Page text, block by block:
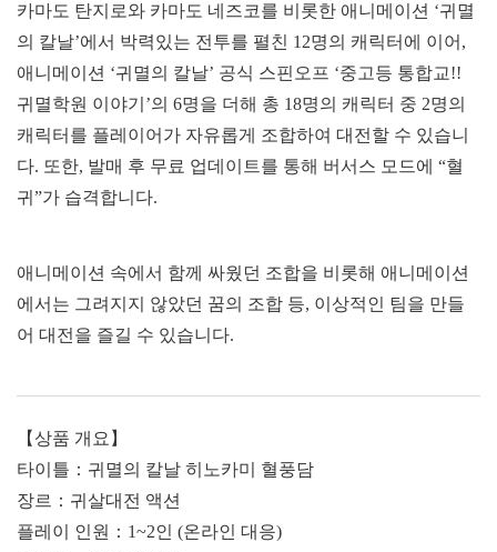
카마도 탄지로와 카마도 네즈코를 비롯한 애니메이션 ‘귀멸
의 칼날’에서 박력있는 전투를 펼친 12명의 캐릭터에 이어,
애니메이션 ‘귀멸의 칼날’ 공식 스핀오프 ‘중고등 통합교!!
귀멸학원 이야기’의 6명을 더해 총 18명의 캐릭터 중 2명의
캐릭터를 플레이어가 자유롭게 조합하여 대전할 수 있습니
다. 또한, 발매 후 무료 업데이트를 통해 버서스 모드에 “혈
귀”가 습격합니다.
애니메이션 속에서 함께 싸웠던 조합을 비롯해 애니메이션
에서는 그려지지 않았던 꿈의 조합 등, 이상적인 팀을 만들
어 대전을 즐길 수 있습니다.
【상품 개요】
타이틀：귀멸의 칼날 히노카미 혈풍담
장르：귀살대전 액션
플레이 인원：1~2인 (온라인 대응)